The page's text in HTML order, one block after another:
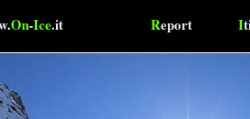
On-Ice.it Report I